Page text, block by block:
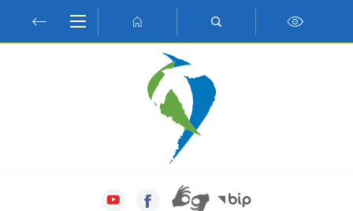
Przejdź do wyszukiwarki.
Przejdź do ustawień wielkości czcionki.
Włącz wersję kontrastową strony.